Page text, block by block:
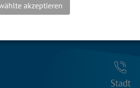
Stadt
akzeptieren